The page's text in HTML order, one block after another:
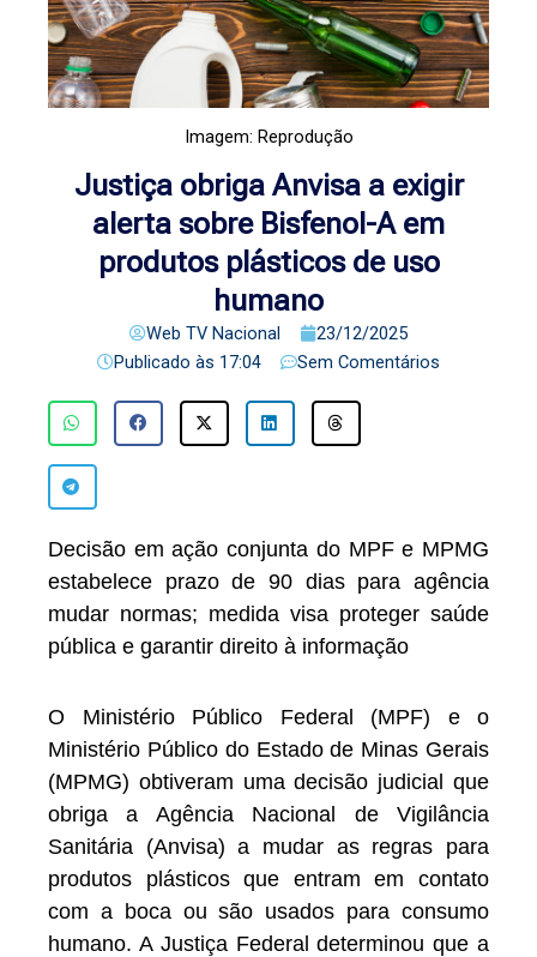
Imagem: Reprodução
Justiça obriga Anvisa a exigir
alerta sobre Bisfenol-A em
produtos plásticos de uso
humano
Web TV Nacional
23/12/2025
Publicado às 17:04 Sem Comentários
Decisão em ação conjunta do MPF e MPMG
estabelece prazo de 90 dias para agência
mudar normas; medida visa proteger saúde
pública e garantir direito à informação
O Ministério Público Federal (MPF) e o
Ministério Público do Estado de Minas Gerais
(MPMG) obtiveram uma decisão judicial que
obriga a Agência Nacional de Vigilância
Sanitária (Anvisa) a mudar as regras para
produtos plásticos que entram em contato
com a boca ou são usados para consumo
humano. A Justiça Federal determinou que a